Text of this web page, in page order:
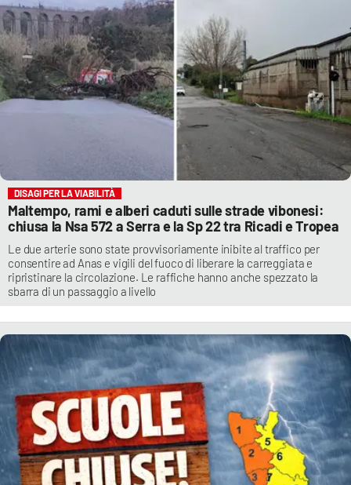
DISAGI PER LA VIABILITÀ
Maltempo, rami e alberi caduti sulle strade vibonesi:
chiusa la Nsa 572 a Serra e la Sp 22 tra Ricadi e Tropea
Le due arterie sono state provvisoriamente inibite al traffico per
consentire ad Anas e vigili del fuoco di liberare la carreggiata e
ripristinare la circolazione. Le raffiche hanno anche spezzato la
sbarra di un passaggio a livello